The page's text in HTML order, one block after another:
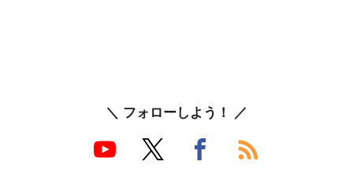
＼ フォローしよう！ ／